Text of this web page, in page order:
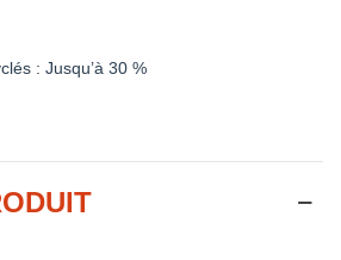
: Jusqu’à 30 %